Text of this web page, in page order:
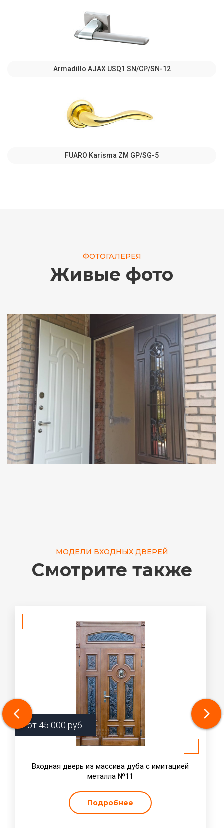
Armadillo AJAX USQ1 SN/CP/SN-12
FUARO Karisma ZM GP/SG-5
ФОТОГАЛЕРЕЯ
Живые фото
МОДЕЛИ ВХОДНЫХ ДВЕРЕЙ
Смотрите также
от 45 000 руб.
Входная дверь из массива дуба с имитацией
металла №11
Подробнее